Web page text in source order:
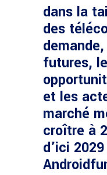
dans la
des
futures,
et les
marché
croître à
d’ici